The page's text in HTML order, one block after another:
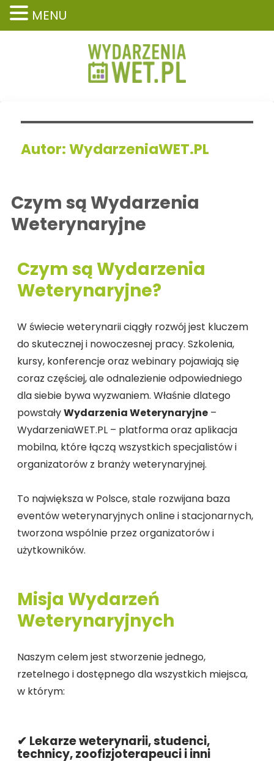
Autor:WydarzeniaWET.PL
Czym są Wydarzenia
Weterynaryjne
Czym są Wydarzenia
Weterynaryjne?
W świecie weterynarii ciągły rozwój jest kluczem
do skutecznej i nowoczesnej pracy. Szkolenia,
kursy, konferencje oraz webinary pojawiają się
coraz częściej, ale odnalezienie odpowiedniego
dla siebie bywa wyzwaniem. Właśnie dlatego
powstałyWydarzenia Weterynaryjne–
WydarzeniaWET.PL – platforma oraz aplikacja
mobilna, które łączą wszystkich specjalistów i
organizatorów z branży weterynaryjnej.
To największa w Polsce, stale rozwijana baza
eventów weterynaryjnych online i stacjonarnych,
tworzona wspólnie przez organizatorów i
użytkowników.
Misja Wydarzeń
Weterynaryjnych
Naszym celem jest stworzenie jednego,
rzetelnego i dostępnego dla wszystkich miejsca,
w którym:
✔ Lekarze weterynarii, studenci,
technicy, zoofizjoterapeuci i inni
MENU